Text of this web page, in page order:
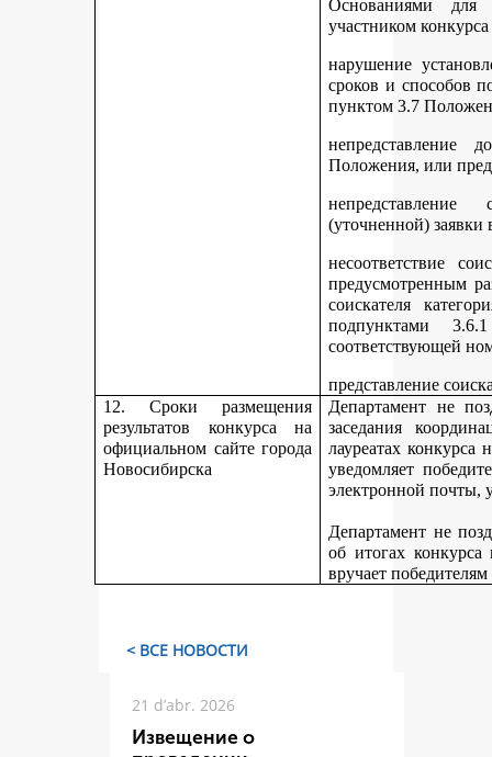
Основаниями для
участником
нарушение
сроков и способов
пунктом 3.7
непредставление
Положения, или
непредставление
(уточненной) заявки
несоответствие
предусмотренным
соискателя
подпунктами 3.6.1
соответствующей
представление
12. Сроки размещения
результатов конкурса на
официальном сайте города
Новосибирска
Департамент не
заседания
лауреатах
уведомляет
электронной почты,
Департамент не
об итогах
вручает
< ВСЕ НОВОСТИ
21 d’abr. 2026
Извещение о